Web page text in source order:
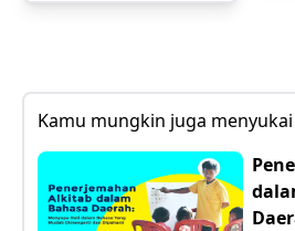
Kamu mungkin juga menyukai